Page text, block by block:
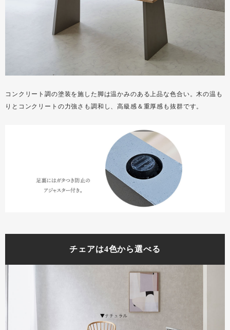
コンクリート調の塗装を施した脚は温かみのある上品な色合い。木の温も
りとコンクリートの力強さも調和し、高級感＆重厚感も抜群です。
チェアは4色から選べる